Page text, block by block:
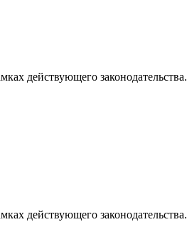
действующего законодательства.
действующего законодательства.